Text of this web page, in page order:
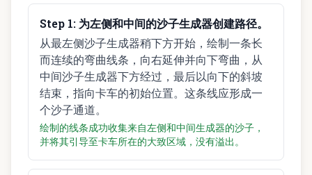
Step 1: 为左侧和中间的沙子生成器创建路径。
从最左侧沙子生成器稍下方开始，绘制一条长
而连续的弯曲线条，向右延伸并向下弯曲，从
中间沙子生成器下方经过，最后以向下的斜坡
结束，指向卡车的初始位置。这条线应形成一
个沙子通道。
绘制的线条成功收集来自左侧和中间生成器的沙子，
并将其引导至卡车所在的大致区域，没有溢出。